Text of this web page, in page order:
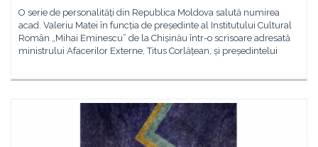
O serie de personalități din Republica Moldova salută numirea
acad. Valeriu Matei în funcția de președinte al Institutului Cultural
Român „Mihai Eminescu” de la Chișinău într-o scrisoare adresată
ministrului Afacerilor Externe, Titus Corlățean, și președintelui